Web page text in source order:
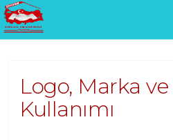
Logo, Marka
Kullanımı